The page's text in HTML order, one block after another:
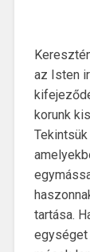
az Isten
korunk
tartása.
egységet